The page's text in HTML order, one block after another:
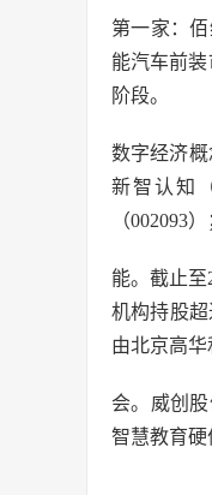
第一家：
能汽车前
阶段。
数字经济概
新智认知
（002093
能。截止至
机构持股
由北京高华
会。威创
智慧教育硬